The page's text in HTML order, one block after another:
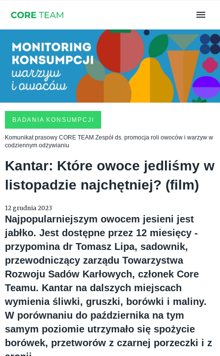
BADANIA KONSUMPCJI
Komunikat prasowy CORE TEAM Zespół ds. promocja roli owoców i warzyw w
codziennym odżywianiu
Kantar: Które owoce jedliśmy w
listopadzie najchętniej? (film)
12 grudnia 2023
Najpopularniejszym owocem jesieni jest
jabłko. Jest dostępne przez 12 miesięcy -
przypomina dr Tomasz Lipa, sadownik,
przewodniczący zarządu Towarzystwa
Rozwoju Sadów Karłowych, członek Core
Teamu. Kantar na dalszych miejscach
wymienia śliwki, gruszki, borówki i maliny.
W porównaniu do października na tym
samym poziomie utrzymało się spożycie
borówek, przetworów z czarnej porzeczki i z